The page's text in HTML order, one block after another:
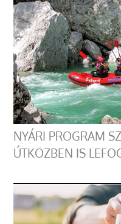
NYÁRI PROGRAM
ÚTKÖZBEN IS